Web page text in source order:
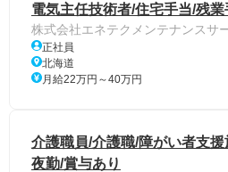
電気主任技術者/住宅手当/残業
株式会社エネテクメンテナンスサ
正社員
北海道
月給22万円～40万円
介護職員/介護職/障がい者支援
夜勤/賞与あり